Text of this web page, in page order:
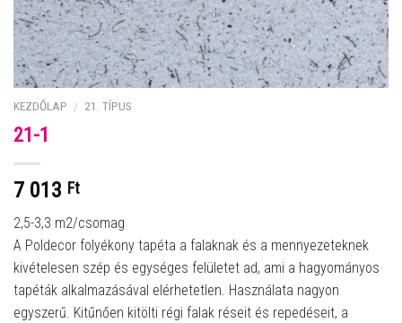
KEZDŐLAP / 21. TÍPUS
21-1
7 013 Ft
2,5-3,3 m2/csomag
A Poldecor folyékony tapéta a falaknak és a mennyezeteknek
kivételesen szép és egységes felületet ad, ami a hagyományos
tapéták alkalmazásával elérhetetlen. Használata nagyon
egyszerű. Kitűnően kitölti régi falak réseit és repedéseit, a